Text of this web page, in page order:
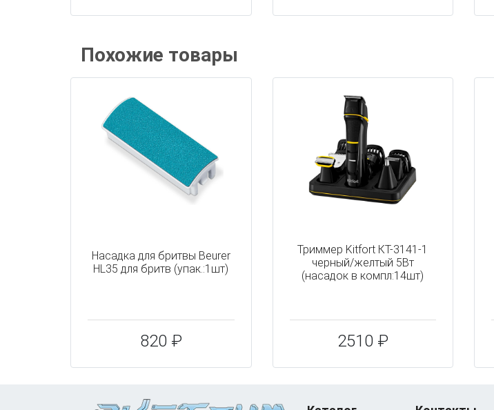
Похожие товары
Насадка для бритвы Beurer
HL35 для бритв (упак.:1шт)
820 ₽
Триммер Kitfort КТ-3141-1
черный/желтый 5Вт
(насадок в компл:14шт)
2510 ₽